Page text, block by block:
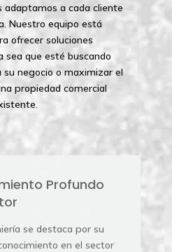
adaptamos a cada cliente
Nuestro equipo está
ofrecer soluciones
sea que esté buscando
su negocio o maximizar el
propiedad comercial
Profundo
se destaca por su
en el sector